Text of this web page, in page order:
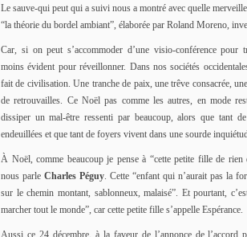
Le sauve-qui peut qui a suivi nous a montré avec quelle
“la théorie du bordel ambiant”, élaborée par Roland Moreno,
Car, si on peut s’accommoder d’une visio-conférence pour
moins évident pour réveillonner. Dans nos sociétés
fait de civilisation. Une tranche de paix, une trêve consacrée,
de retrouvailles. Ce Noël pas comme les autres, en mode
dissiper un mal-être ressenti par beaucoup, alors que tant
endeuillées et que tant de foyers vivent dans une sourde
À Noël, comme beaucoup je pense à “cette petite fille de rien
nous parle Charles Péguy. Cette “enfant qui n’aurait pas la
sur le chemin montant, sablonneux, malaisé”. Et pourtant,
marcher tout le monde”, car cette petite fille s’appelle Espérance.
Aussi ce 24 décembre, à la faveur de l’annonce de